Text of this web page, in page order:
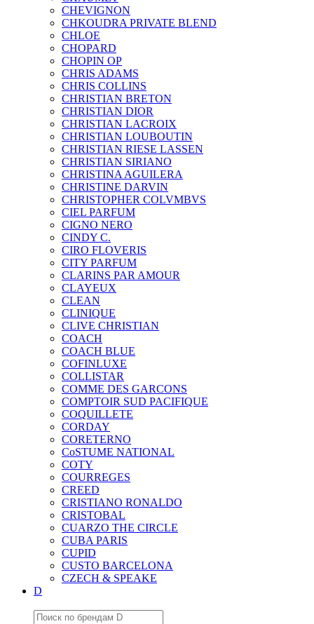
CHEVIGNON
CHKOUDRA PRIVATE BLEND
CHLOE
CHOPARD
CHOPIN OP
CHRIS ADAMS
CHRIS COLLINS
CHRISTIAN BRETON
CHRISTIAN DIOR
CHRISTIAN LACROIX
CHRISTIAN LOUBOUTIN
CHRISTIAN RIESE LASSEN
CHRISTIAN SIRIANO
CHRISTINA AGUILERA
CHRISTINE DARVIN
CHRISTOPHER COLVMBVS
CIEL PARFUM
CIGNO NERO
CINDY C.
CIRO FLOVERIS
CITY PARFUM
CLARINS PAR AMOUR
CLAYEUX
CLEAN
CLINIQUE
CLIVE CHRISTIAN
COACH
COACH BLUE
COFINLUXE
COLLISTAR
COMME DES GARCONS
COMPTOIR SUD PACIFIQUE
COQUILLETE
CORDAY
CORETERNO
CoSTUME NATIONAL
COTY
COURREGES
CREED
CRISTIANO RONALDO
CRISTOBAL
CUARZO THE CIRCLE
CUBA PARIS
CUPID
CUSTO BARCELONA
CZECH & SPEAKE
D